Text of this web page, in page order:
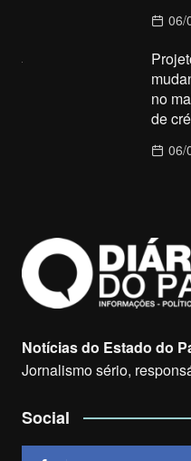
06/
no
de
06/
Notícias do Estado do
Jornalismo sério,
Social